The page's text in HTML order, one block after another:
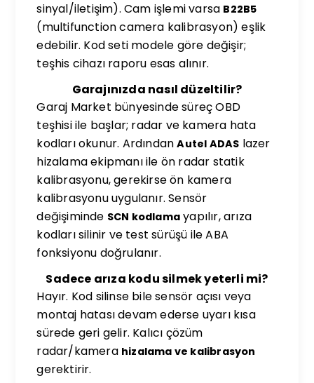
sinyal/iletişim). Cam işlemi varsa B22B5
(multifunction camera kalibrasyon) eşlik
edebilir. Kod seti modele göre değişir;
teşhis cihazı raporu esas alınır.
Garajınızda nasıl düzeltilir?
Garaj Market bünyesinde süreç OBD
teşhisi ile başlar; radar ve kamera hata
kodları okunur. ArdındanAutel ADAS lazer
hizalama ekipmanı ile ön radar statik
kalibrasyonu, gerekirse ön kamera
kalibrasyonu uygulanır. Sensör
değişiminde SCN kodlama yapılır, arıza
kodları silinir ve test sürüşü ile ABA
fonksiyonu doğrulanır.
Sadece arıza kodu silmek yeterli mi?
Hayır. Kod silinse bile sensör açısı veya
montaj hatası devam ederse uyarı kısa
sürede geri gelir. Kalıcı çözüm
radar/kamera hizalama ve kalibrasyon
gerektirir.